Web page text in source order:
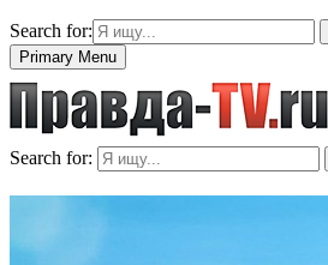
Search for:
Primary Menu
Search for: